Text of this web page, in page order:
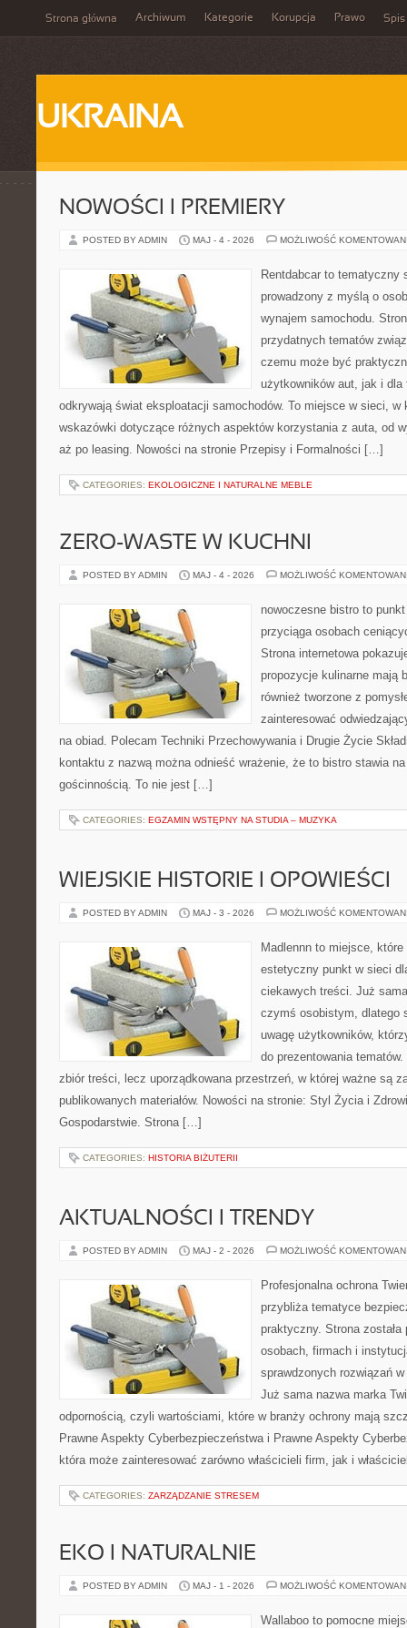
Strona główna Archiwum Kategorie Korupcja Prawo Spis
UKRAINA
NOWOŚCI I PREMIERY
POSTED BY ADMIN MAJ - 4 - 2026 MOŻLIWOŚĆ
Rentdabcar to tematyczny
prowadzony z myślą o
wynajem samochodu.
przydatnych tematów
czemu może być
użytkowników aut, jak i
odkrywają świat eksploatacji samochodów. To miejsce w sieci, w
wskazówki dotyczące różnych aspektów korzystania z auta, od
aż po leasing. Nowości na stronie Przepisy i Formalności […]
CATEGORIES: EKOLOGICZNE I NATURALNE MEBLE
ZERO-WASTE W KUCHNI
POSTED BY ADMIN MAJ - 4 - 2026 MOŻLIWOŚĆ
nowoczesne bistro to
przyciąga osobach
Strona internetowa
propozycje kulinarne mają
również tworzone z
zainteresować
na obiad. Polecam Techniki Przechowywania i Drugie Życie
kontaktu z nazwą można odnieść wrażenie, że to bistro stawia
gościnnością. To nie jest […]
CATEGORIES: EGZAMIN WSTĘPNY NA STUDIA – MUZYKA
WIEJSKIE HISTORIE I OPOWIEŚCI
POSTED BY ADMIN MAJ - 3 - 2026 MOŻLIWOŚĆ
Madlennn to miejsce,
estetyczny punkt w sieci
ciekawych treści. Już
czymś osobistym, dlatego
uwagę użytkowników,
do prezentowania
zbiór treści, lecz uporządkowana przestrzeń, w której ważne są
publikowanych materiałów. Nowości na stronie: Styl Życia i
Gospodarstwie. Strona […]
CATEGORIES: HISTORIA BIŻUTERII
AKTUALNOŚCI I TRENDY
POSTED BY ADMIN MAJ - 2 - 2026 MOŻLIWOŚĆ
Profesjonalna ochrona
przybliża tematyce
praktyczny. Strona
osobach, firmach i
sprawdzonych rozwiązań
Już sama nazwa marka
odpornością, czyli wartościami, które w branży ochrony mają
Prawne Aspekty Cyberbezpieczeństwa i Prawne Aspekty
która może zainteresować zarówno właścicieli firm, jak i
CATEGORIES: ZARZĄDZANIE STRESEM
EKO I NATURALNIE
POSTED BY ADMIN MAJ - 1 - 2026 MOŻLIWOŚĆ
Wallaboo to pomocne